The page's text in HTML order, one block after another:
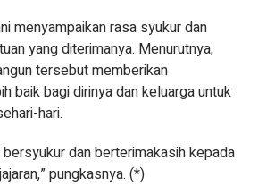
menyampaikan rasa syukur dan
yang diterimanya. Menurutnya,
tersebut memberikan
baik bagi dirinya dan keluarga untuk
hari.
dan berterimakasih kepada
pungkasnya. (*)